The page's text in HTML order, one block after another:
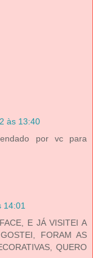
às 13:40
por vc para
14:01
E JÁ VISITEI A
FORAM AS
QUERO